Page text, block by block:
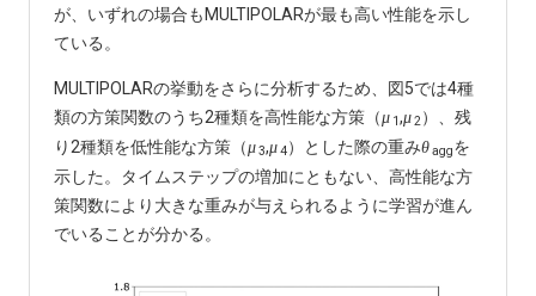
が、いずれの場合もMULTIPOLARが最も高い性能を示し
ている。
MULTIPOLARの挙動をさらに分析するため、図5では4種
類の方策関数のうち2種類を高性能な方策（μ 1,μ2）、残
り2種類を低性能な方策（μ3,μ4）とした際の重みθaggを
示した。タイムステップの増加にともない、高性能な方
策関数により大きな重みが与えられるように学習が進ん
でいることが分かる。